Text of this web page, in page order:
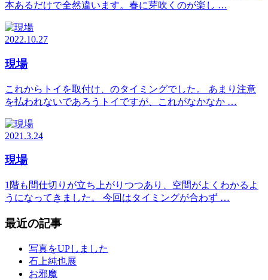
本あるだけで全然違います。春に芽吹くのが楽し …
2022.10.27
現場
これからトイを取付け、のタイミングでした。 あまり注意
を払われないであろうトイですが、これがなかなか …
2021.3.24
現場
1階も間仕切りが立ち上がりつつあり、空間がよくわかるよ
うになってきました。 今回はタイミングが合わず …
最近の記事
写真をUPしました
石上純也展
お邪魔